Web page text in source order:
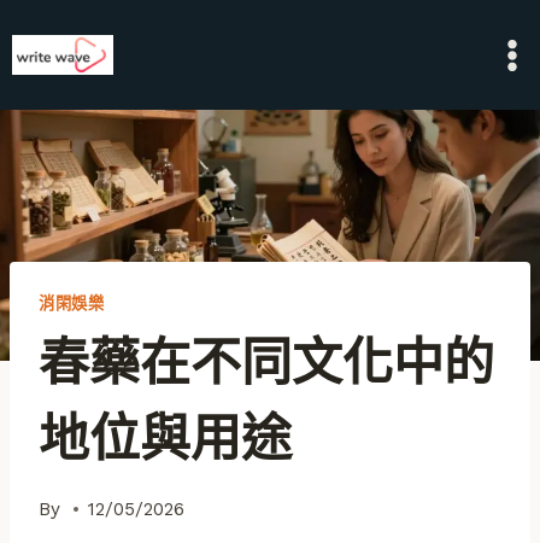
to
消閑娛樂
春藥在不同文化中的
地位與用途
By 12/05/2026